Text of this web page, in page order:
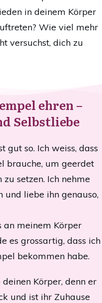
in deinem Körper
Wie viel mehr
versuchst, dich zu
ehren –
Selbstliebe
gut so. Ich weiss, dass
brauche, um geerdet
setzen. Ich nehme
und liebe ihn genauso,
an meinem Körper
es grossartig, dass ich
bekommen habe.
Körper, denn er
und ist ihr Zuhause